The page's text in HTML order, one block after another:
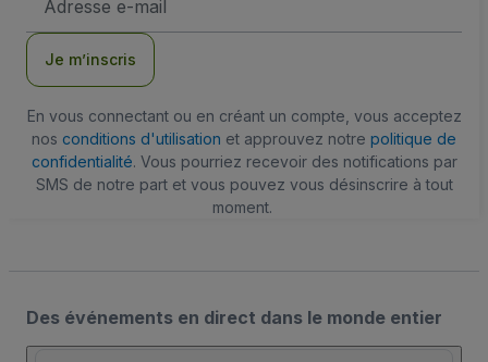
e-
Je m’inscris
En vous connectant ou en créant un compte, vous acceptez
nos conditions d'utilisation et approuvez notre politique de
confidentialité. Vous pourriez recevoir des notifications par
SMS de notre part et vous pouvez vous désinscrire à tout
moment.
Des événements en direct dans le monde entier